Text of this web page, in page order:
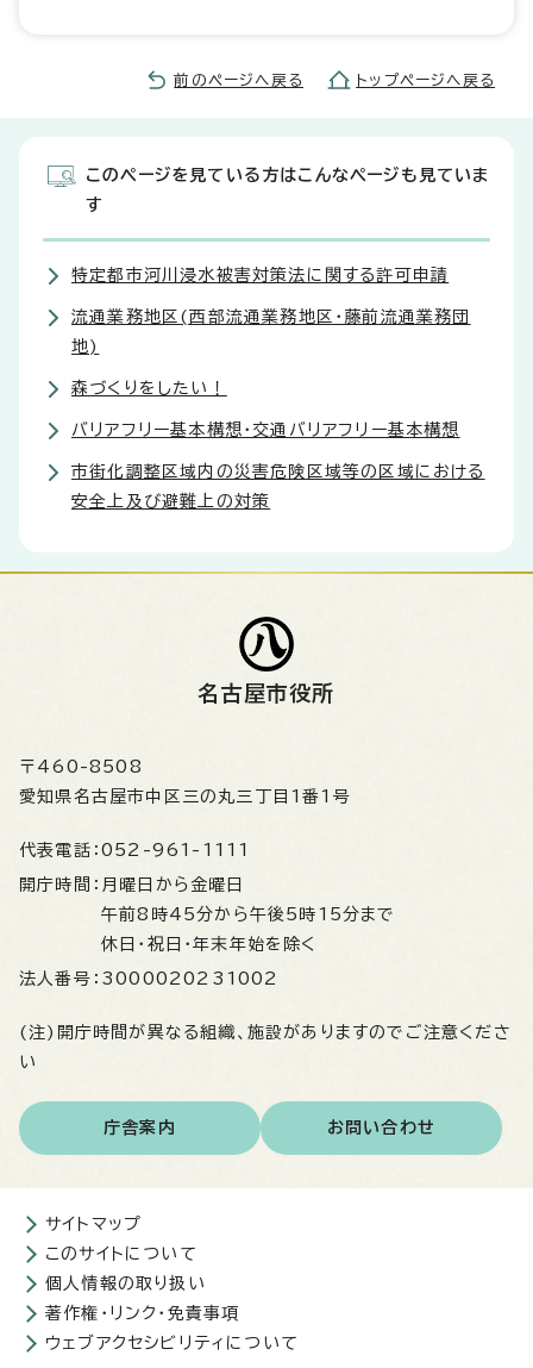
前のページへ戻る トップページへ戻る
このページを見ている方はこんなページも見ていま
す
特定都市河川浸水被害対策法に関する許可申請
流通業務地区(西部流通業務地区・藤前流通業務団
地)
森づくりをしたい！
バリアフリー基本構想・交通バリアフリー基本構想
市街化調整区域内の災害危険区域等の区域における
安全上及び避難上の対策
名古屋市役所
〒460-8508
愛知県名古屋市中区三の丸三丁目1番1号
代表電話： 052-961-1111
開庁時間： 月曜日から金曜日
午前8時45分から午後5時15分まで
休日・祝日・年末年始を除く
法人番号： 3000020231002
(注)開庁時間が異なる組織、施設がありますのでご注意くださ
い
庁舎案内 お問い合わせ
サイトマップ
このサイトについて
個人情報の取り扱い
著作権・リンク・免責事項
ウェブアクセシビリティについて